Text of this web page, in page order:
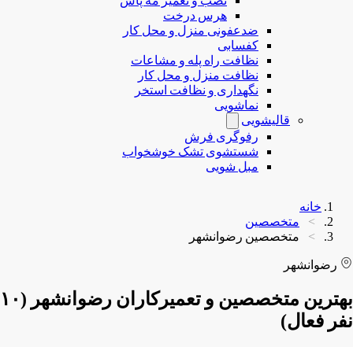
هرس درخت
ضدعفونی منزل و محل کار
کفسابی
نظافت راه پله و مشاعات
نظافت منزل و محل کار
نگهداری و نظافت استخر
نماشویی
قالیشویی
رفوگری فرش
شستشوی تشک خوشخواب
مبل شویی
خانه
متخصصین
متخصصین رضوانشهر
رضوانشهر
بهترین متخصصین و تعمیرکاران رضوانشهر (۱۰
نفر فعال)